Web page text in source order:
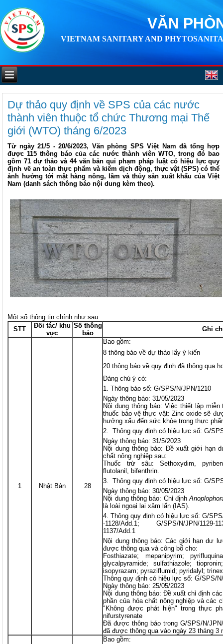
VĂN
VIETNAM SANITARY AND
Dự thảo quy định về SPS của các nước
thành viên thuộc tổ chức Thương mại Thế
giới (WTO) tháng 6/2023
Từ ngày 21/5 - 20/6/2023, Văn phòng SPS Việt Nam đã tổng hợp
được 115 thông báo của các nước thành viên WTO, trong đó bao
gồm 71 dự thảo và 44 văn bản qui phạm pháp luật có hiệu lực quy
định về an toàn thực phẩm và kiểm dịch động, thực vật (SPS) có thể
ảnh hưởng tới mặt hàng nông, lâm và thủy sản xuất khẩu của Việt
Nam (danh sách thông báo nội dung kèm theo).
Một số thông tin chính như sau:
STT
Đối tác/ khu
vực
Số thông
báo
Ghi
1 Nhật Bản 28
Bao gồm:
8 thông báo về dự thảo lấy ý kiến
20 thông báo về quy định đã thông qua
Đáng chú ý có:
Thông báo số: G/SPS/N/JPN/1210
Ngày thông báo: 31/05/2023
Nội dung thông báo: Việc thiết lập
thuốc bảo vệ thực vật: Zinc oxide sẽ
hưởng xấu đến sức khỏe trong thực
Thông quy định có hiệu lực số: G/
Ngày thông báo: 31/5/2023
Nội dung thông báo: Đề xuất giới hạn
chất nông nghiệp sau:
Thuốc trừ sâu: Sethoxydim,
flutolanil, bifenthrin.
Thông quy định có hiệu lực số: G/
Ngày thông báo: 30/05/2023
Nội dung thông báo: Chỉ định
là loài ngoại lai xâm lấn (IAS).
Thông quy định có hiệu lực số: G/
-1128/Add.1; G/SPS/N/JPN/1129-
1137/Add.1
Nội dung thông báo: Các giới hạn dư
được thông qua và công bố cho:
Fosthiazate; mepanipyrim;
glycalpyramide; sulfathiazole;
isopyrazam; pyraziflumid; pyridalyl;
Thông quy định có hiệu lực số: G/SPS/
Ngày thông báo: 25/05/2023
Nội dung thông báo: Đề xuất chỉ định
phần của hóa chất nông nghiệp và các
"Không được phát hiện" trong thực
nifurstyrenate
Đã được thông báo trong G/SPS/N/
đã được thông qua vào ngày 23 tháng 3
Bao gồm: